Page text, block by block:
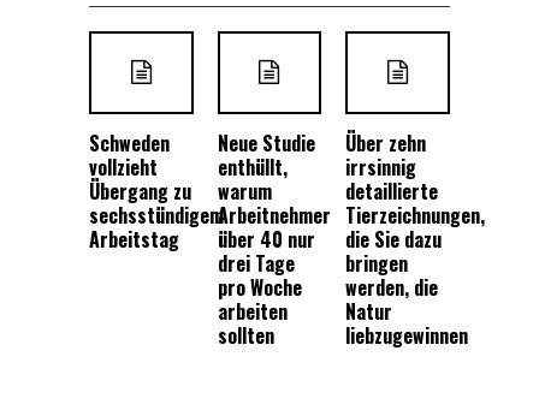
Schweden
vollzieht
Übergang zu
sechsstündigem
Arbeitstag
Neue Studie
enthüllt,
warum
Arbeitnehmer
über 40 nur
drei Tage
pro Woche
arbeiten
sollten
Über zehn
irrsinnig
detaillierte
Tierzeichnungen,
die Sie dazu
bringen
werden, die
Natur
liebzugewinnen